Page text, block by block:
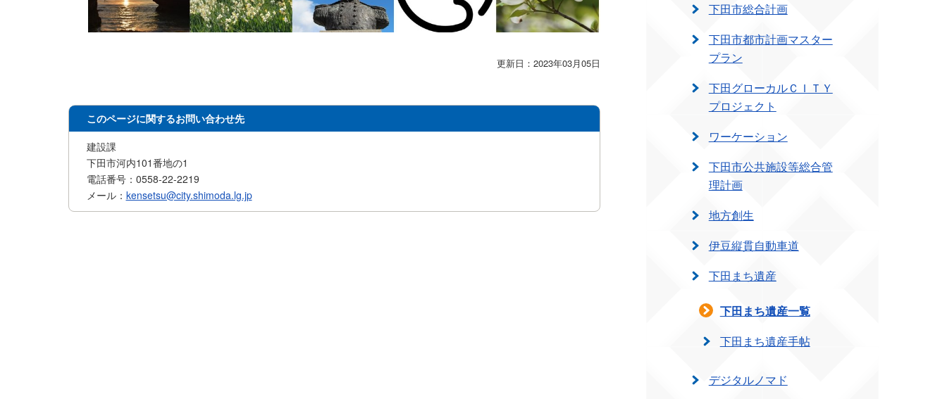
更新日：2023年03月05日
このページに関するお問い合わせ先
建設課
下田市河内101番地の1
電話番号：0558-22-2219
メール： kensetsu@city.shimoda.lg.jp
下田市総合計画
下田市都市計画マスター
プラン
下田グローカルＣＩＴＹ
プロジェクト
ワーケーション
下田市公共施設等総合管
理計画
地方創生
伊豆縦貫自動車道
下田まち遺産
下田まち遺産一覧
下田まち遺産手帖
デジタルノマド